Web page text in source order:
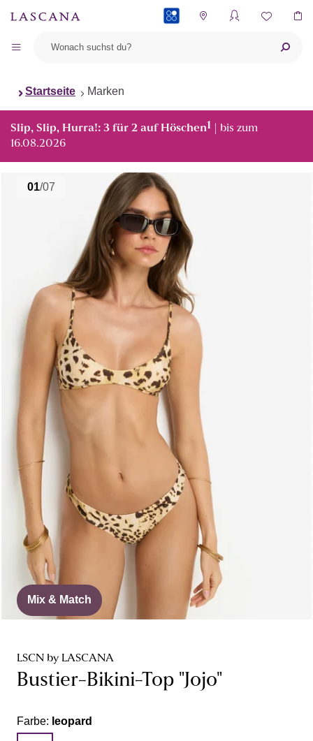
Startseite Marken
Slip, Slip, Hurra!: 3 für 2 auf Höschen1 | bis zum
16.08.2026
01/07
Mix & Match
LSCN by LASCANA
Bustier-Bikini-Top "Jojo"
Farbe: leopard